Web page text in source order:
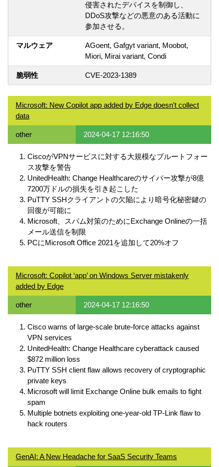
侵害されたデバイスを制御し、
DDoS攻撃などの悪意のある活動に
参加させる。
マルウェア
AGoent, Gafgyt variant, Moobot,
Miori, Mirai variant, Condi
脆弱性 CVE-2023-1389
Microsoft: New Copilot app added by Edge doesn’t collect
data
other 2024-04-17 12:16:50
CiscoがVPNサービスに対する大規模なブルートフォー
ス攻撃を警告
UnitedHealth: Change Healthcareのサイバー攻撃が8億
7200万ドルの損失を引き起こした
PuTTY SSHクライアントの欠陥により暗号化秘密鍵の
回復が可能に
Microsoft、スパム対策のためにExchange Onlineの一括
メール送信を制限
PCにMicrosoft Office 2021を追加して20%オフ
Microsoft: Copilot ‘app’ on Windows Server mistakenly
added by Edge
other 2024-04-17 12:16:50
Cisco warns of large-scale brute-force attacks against
VPN services
UnitedHealth: Change Healthcare cyberattack caused
$872 million loss
PuTTY SSH client flaw allows recovery of cryptographic
private keys
Microsoft will limit Exchange Online bulk emails to fight
spam
Multiple botnets exploiting one-year-old TP-Link flaw to
hack routers
GenAI: A New Headache for SaaS Security Teams